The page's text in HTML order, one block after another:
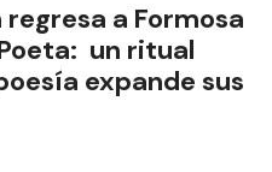
regresa a Formosa
un ritual
expande sus